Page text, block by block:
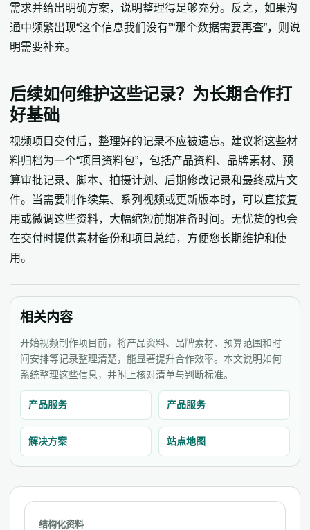
需求并给出明确方案，说明整理得足够充分。反之，如果沟
通中频繁出现“这个信息我们没有”“那个数据需要再查”，则说
明需要补充。
后续如何维护这些记录？为长期合作打
好基础
视频项目交付后，整理好的记录不应被遗忘。建议将这些材
料归档为一个“项目资料包”，包括产品资料、品牌素材、预
算审批记录、脚本、拍摄计划、后期修改记录和最终成片文
件。当需要制作续集、系列视频或更新版本时，可以直接复
用或微调这些资料，大幅缩短前期准备时间。无忧货的也会
在交付时提供素材备份和项目总结，方便您长期维护和使
用。
相关内容
开始视频制作项目前，将产品资料、品牌素材、预算范围和时
间安排等记录整理清楚，能显著提升合作效率。本文说明如何
系统整理这些信息，并附上核对清单与判断标准。
产品服务 产品服务
解决方案 站点地图
结构化资料